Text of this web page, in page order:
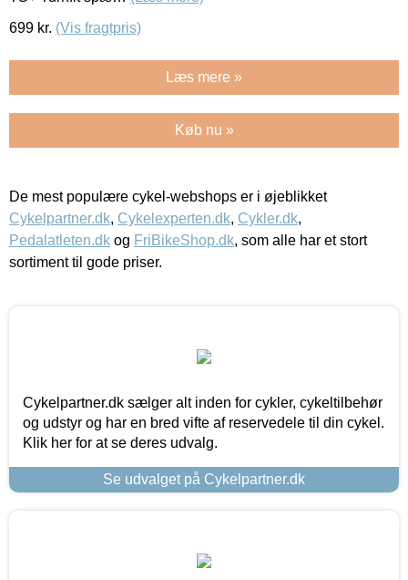
699 kr. (Vis fragtpris)
Læs mere »
Køb nu »
De mest populære cykel-webshops er i øjeblikket
Cykelpartner.dk, Cykelexperten.dk, Cykler.dk,
Pedalatleten.dk og FriBikeShop.dk, som alle har et stort
sortiment til gode priser.
Cykelpartner.dk sælger alt inden for cykler, cykeltilbehør
og udstyr og har en bred vifte af reservedele til din cykel.
Klik her for at se deres udvalg.
Se udvalget på Cykelpartner.dk